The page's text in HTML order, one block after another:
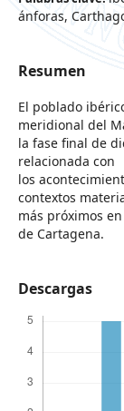
ánforas,
Resumen
El poblado
meridional del
la fase final de
relacionada con
los
contextos
más próximos
de Cartagena.
Descargas